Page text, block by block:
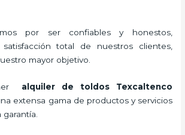
por ser confiables y honestos,
total de nuestros clientes,
mayor objetivo.
alquiler de toldos Texcaltenco
extensa gama de productos y servicios
garantía.